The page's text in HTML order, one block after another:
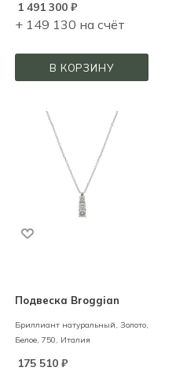
1 491 300₽
+ 149 130 на счёт
В КОРЗИНУ
Подвеска Broggian
Бриллиант натуральный, Золото,
Белое, 750, Италия
175 510₽